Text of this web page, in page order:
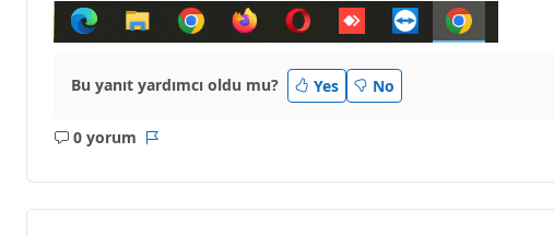
Bu yanıt yardımcı oldu mu? Yes No
0 yorum
Açıklama